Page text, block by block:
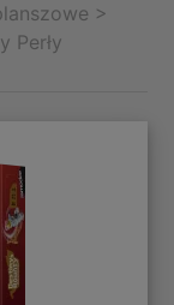
>
Perły